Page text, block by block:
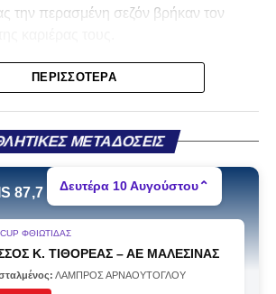
την περασμένη σεζόν βρήκαν τον
Τρούμπουλο και τον Χρυσόστομο
θα συνεχίσουν μαζί την ποδοσφαιρική
την απόκτησή τους.
παρουσιάζει η περίπτωση του
ο οποίος βρέθηκε στο στόχαστρο
φετινό καλοκαίρι. Ανάμεσα στους
και ο Ιωνικός, με την ομάδα της
για μεγάλο χρονικό διάστημα ως
ΠΕΡΙΣΣΌΤΕΡΑ
ΜΕΤΑΔΟΣΕΙΣ
87,7 Δευτέρα 10 Αυγούστου⌃
ΦΘΙΩΤΙΔΑΣ
Κ. ΤΙΘΟΡΕΑΣ –ΑΕ ΜΑΛΕΣΙΝΑΣ
ΛΑΜΠΡΟΣ ΑΡΝΑΟΥΤΟΓΛΟΥ